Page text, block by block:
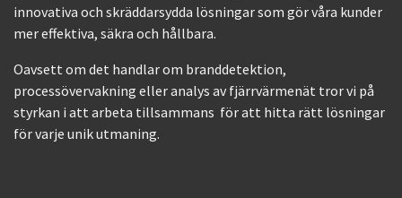
innovativa och skräddarsydda lösningar som gör våra kunder
mer effektiva, säkra och hållbara.
Oavsett om det handlar om branddetektion,
processövervakning eller analys av fjärrvärmenät tror vi på
styrkan i att arbeta tillsammans för att hitta rätt lösningar
för varje unik utmaning.